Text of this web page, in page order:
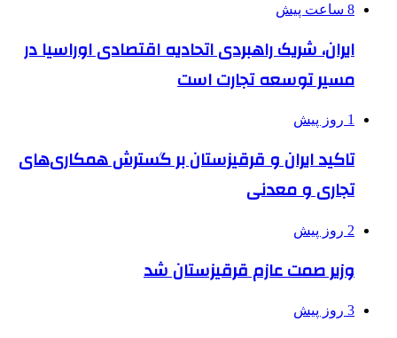
8 ساعت پیش
ایران، شریک راهبردی اتحادیه اقتصادی اوراسیا در
مسیر توسعه تجارت است
1 روز پیش
تاکید ایران و قرقیزستان بر گسترش همکاری‌های
تجاری و معدنی
2 روز پیش
وزیر صمت عازم قرقیزستان شد
3 روز پیش